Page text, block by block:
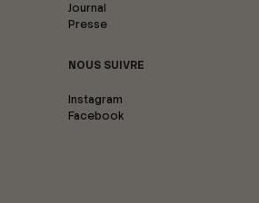
Journal
Presse
NOUS SUIVRE
Instagram
Facebook